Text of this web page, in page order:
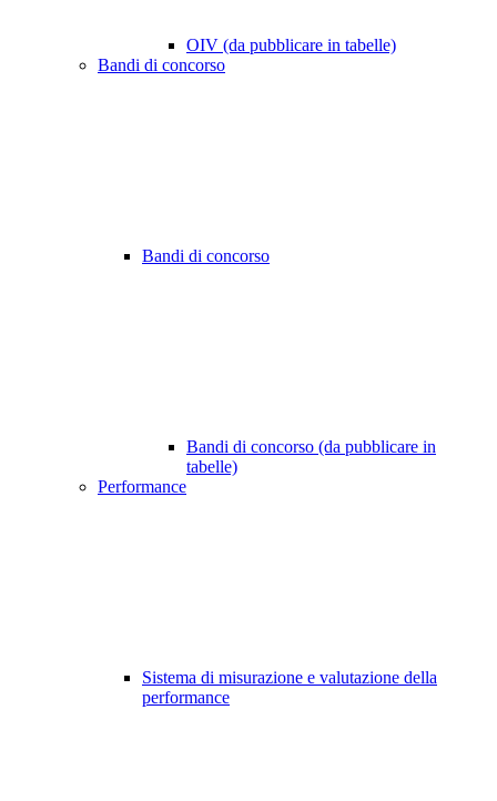
OIV (da pubblicare in tabelle)
Bandi di concorso
Bandi di concorso
Bandi di concorso (da pubblicare in
tabelle)
Performance
Sistema di misurazione e valutazione della
performance